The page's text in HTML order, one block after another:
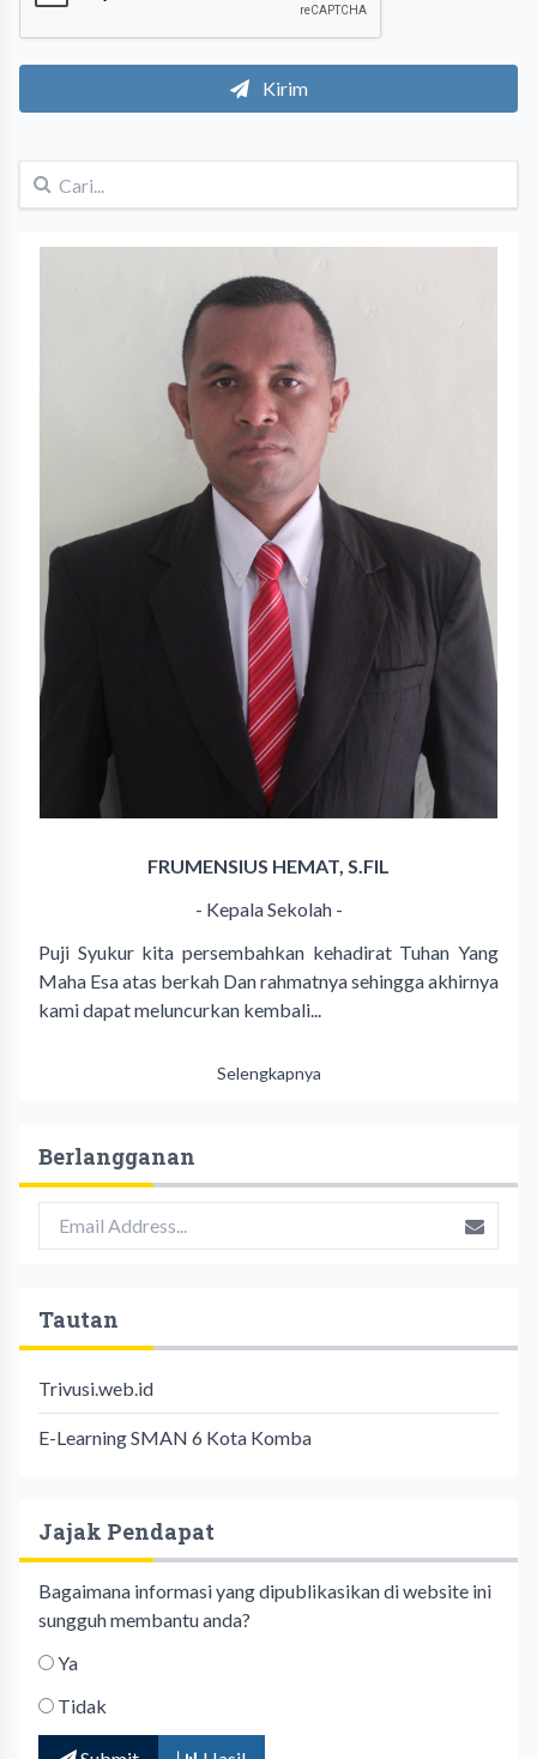
Kirim
FRUMENSIUS HEMAT, S.FIL
- Kepala Sekolah -
Puji Syukur kita persembahkan kehadirat Tuhan Yang
Maha Esa atas berkah Dan rahmatnya sehingga akhirnya
kami dapat meluncurkan kembali...
Selengkapnya
Berlangganan
Tautan
Trivusi.web.id
E-Learning SMAN 6 Kota Komba
Jajak Pendapat
Bagaimana informasi yang dipublikasikan di website ini
sungguh membantu anda?
Ya
Tidak